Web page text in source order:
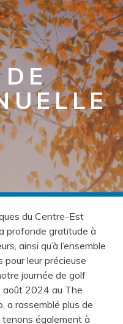
DE
du Centre-Est
profonde gratitude à
ainsi qu’à l’ensemble
leur précieuse
journée de golf
août 2024 au The
a rassemblé plus de
également à